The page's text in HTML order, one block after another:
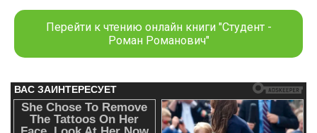
Перейти к чтению онлайн книги "Студент -
Роман Романович"